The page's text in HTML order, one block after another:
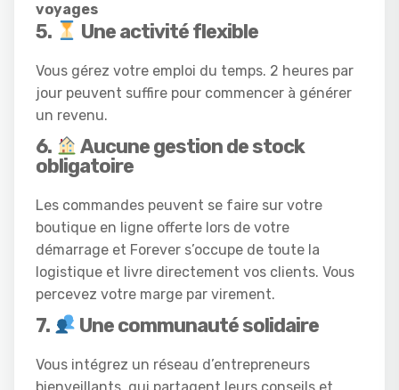
voyages
5. Une activité flexible
Vous gérez votre emploi du temps. 2 heures par
jour peuvent suffire pour commencer à générer
un revenu.
6.
Aucune gestion de stock
obligatoire
Les commandes peuvent se faire sur votre
boutique en ligne offerte lors de votre
démarrage et Forever s’occupe de toute la
logistique et livre directement vos clients. Vous
percevez votre marge par virement.
7. Une communauté solidaire
Vous intégrez un réseau d’entrepreneurs
bienveillants, qui partagent leurs conseils et